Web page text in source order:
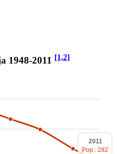
1948-2011 [1,2]
2011
Pop.: 282